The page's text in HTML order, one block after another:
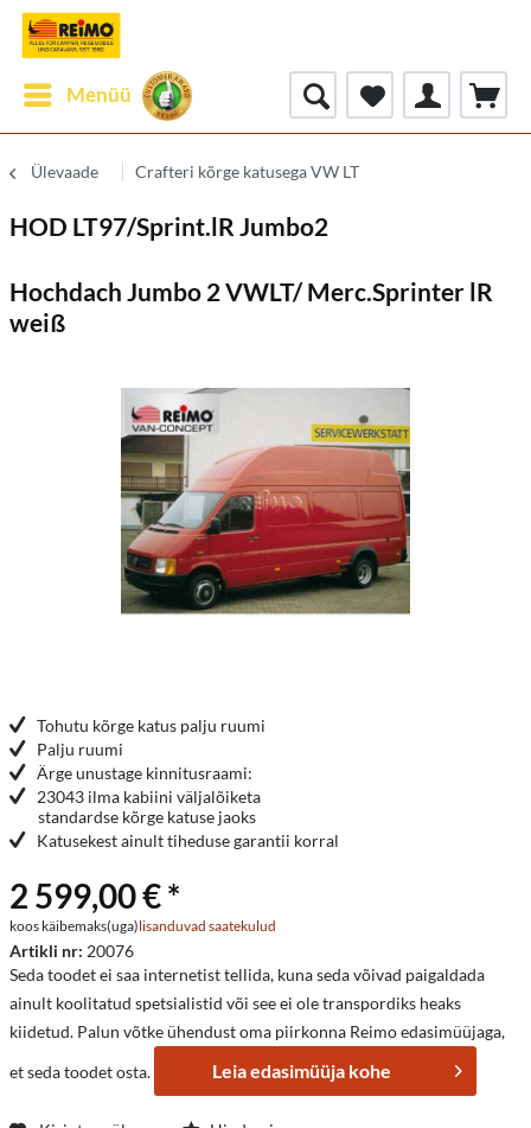
Menüü
Ülevaade Crafteri kõrge katusega VW LT
HOD LT97/Sprint.lR Jumbo2
Hochdach Jumbo 2 VWLT/ Merc.Sprinter lR
weiß
Tohutu kõrge katus palju ruumi
Palju ruumi
Ärge unustage kinnitusraami:
23043 ilma kabiini väljalõiketa
standardse kõrge katuse jaoks
Katusekest ainult tiheduse garantii korral
2 599,00 € *
koos käibemaks(uga)lisanduvad saatekulud
Artikli nr: 20076
Seda toodet ei saa internetist tellida, kuna seda võivad paigaldada
ainult koolitatud spetsialistid või see ei ole transpordiks heaks
kiidetud. Palun võtke ühendust oma piirkonna Reimo edasimüüjaga,
et seda toodet osta.
Leia edasimüüja kohe